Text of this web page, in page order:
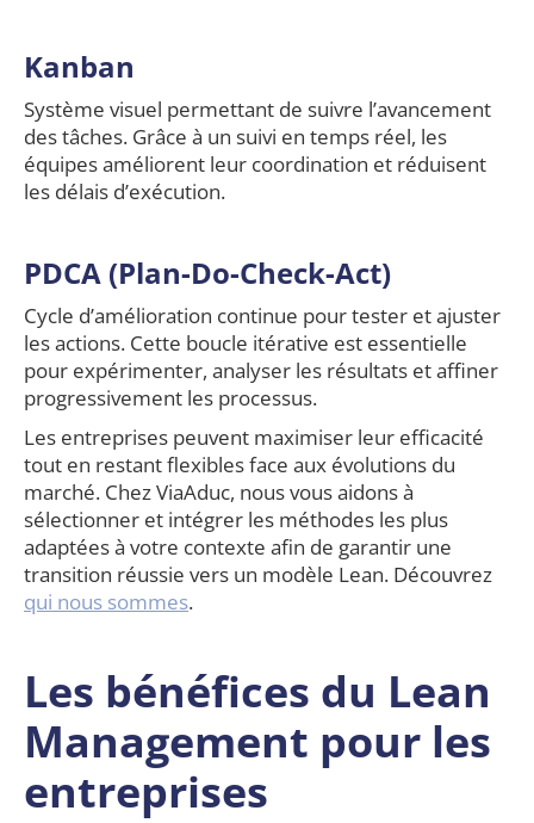
Kanban
Système visuel permettant de suivre l’avancement
des tâches. Grâce à un suivi en temps réel, les
équipes améliorent leur coordination et réduisent
les délais d’exécution.
PDCA (Plan-Do-Check-Act)
Cycle d’amélioration continue pour tester et ajuster
les actions. Cette boucle itérative est essentielle
pour expérimenter, analyser les résultats et affiner
progressivement les processus.
Les entreprises peuvent maximiser leur efficacité
tout en restant flexibles face aux évolutions du
marché. Chez ViaAduc, nous vous aidons à
sélectionner et intégrer les méthodes les plus
adaptées à votre contexte afin de garantir une
transition réussie vers un modèle Lean. Découvrez
qui nous sommes.
Les bénéfices du Lean
Management pour les
entreprises